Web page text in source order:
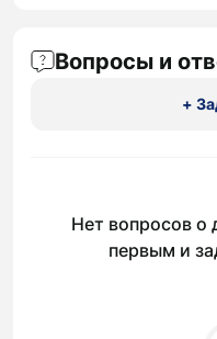
Вопросы и
+
Нет вопросов о
первым и